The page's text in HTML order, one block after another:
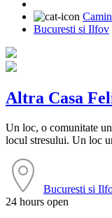
Bucuresti si Ilfov
Altra Casa
Un loc, o comunitate
locul stresului. Un loc
Bucuresti si
24 hours open